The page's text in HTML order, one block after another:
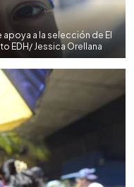
apoya a la selección de El
EDH/ Jessica Orellana